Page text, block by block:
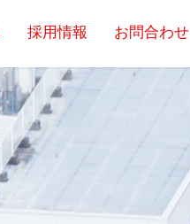
採用情報 お問合わせ